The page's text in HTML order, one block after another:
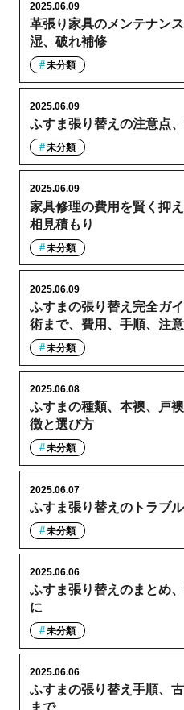
革張り家具のメンテナン
湿、破れ補修
2025.06.09
未分類
ふすま張り替えの注意点
2025.06.09
未分類
家具修理の費用を賢く抑
相見積もり
2025.06.09
未分類
ふすまの張り替え完全ガ
術まで、費用、手順、注
2025.06.09
未分類
ふすまの種類、本襖、戸
徴と選び方
2025.06.08
未分類
ふすま張り替えのトラブ
2025.06.07
未分類
ふすま張り替えのまとめ
に
2025.06.06
未分類
ふすまの張り替え手順、
2025.06.06